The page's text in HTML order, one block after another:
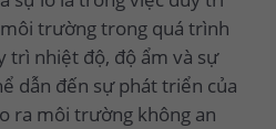
trường trong quá trình
trì nhiệt độ, độ ẩm và sự
dẫn đến sự phát triển của
ra môi trường không an